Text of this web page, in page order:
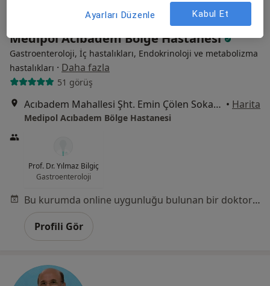
Medipol Acıbadem Bölge Hastanesi
Gastroenteroloji, İç hastalıkları, Endokrinoloji ve metabolizma
hastalıkları · Daha fazla
51 görüş
Acıbadem Mahallesi Şht. Emin Çölen Sokağı No:4, Kadıköy • Harita
Medipol Acıbadem Bölge Hastanesi
Prof. Dr. Yılmaz Bilgiç
Gastroenteroloji
Bu kurumda online uygunluğu bulunan bir doktor veya uzman bulunamadı
Profili Gör
Ayarları Düzenle Kabul Et